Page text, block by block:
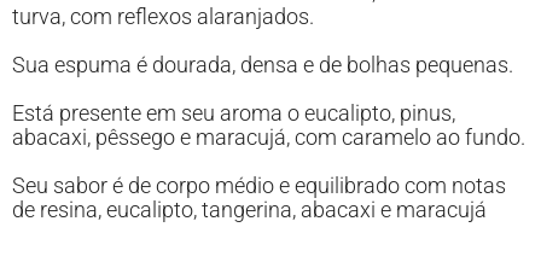
turva, com reflexos alaranjados.
Sua espuma é dourada, densa e de bolhas pequenas.
Está presente em seu aroma o eucalipto, pinus,
abacaxi, pêssego e maracujá, com caramelo ao fundo.
Seu sabor é de corpo médio e equilibrado com notas
de resina, eucalipto, tangerina, abacaxi e maracujá